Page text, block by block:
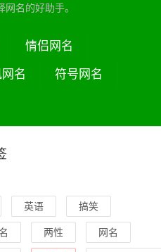
名的好助手。
情侣网名
名 符号网名
英语 搞笑
两性 网名